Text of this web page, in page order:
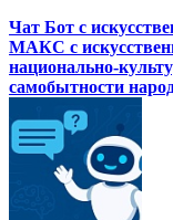
Чат Бот с
МАКС с
национально-
самобытности